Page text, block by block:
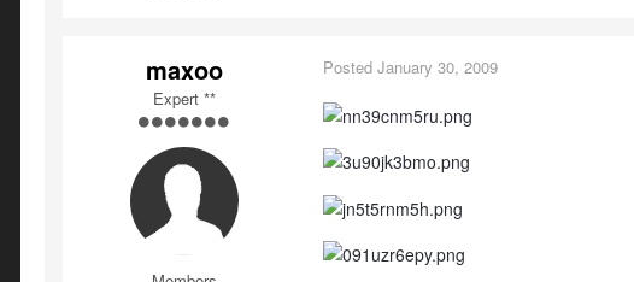
maxoo
Expert **
Posted January 30, 2009